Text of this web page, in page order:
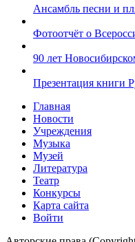
Ансамбль песни и
Фотоотчёт о
90 лет
Презентация книги
Главная
Новости
Учреждения
Музыка
Музей
Литература
Театр
Конкурсы
Карта сайта
Войти